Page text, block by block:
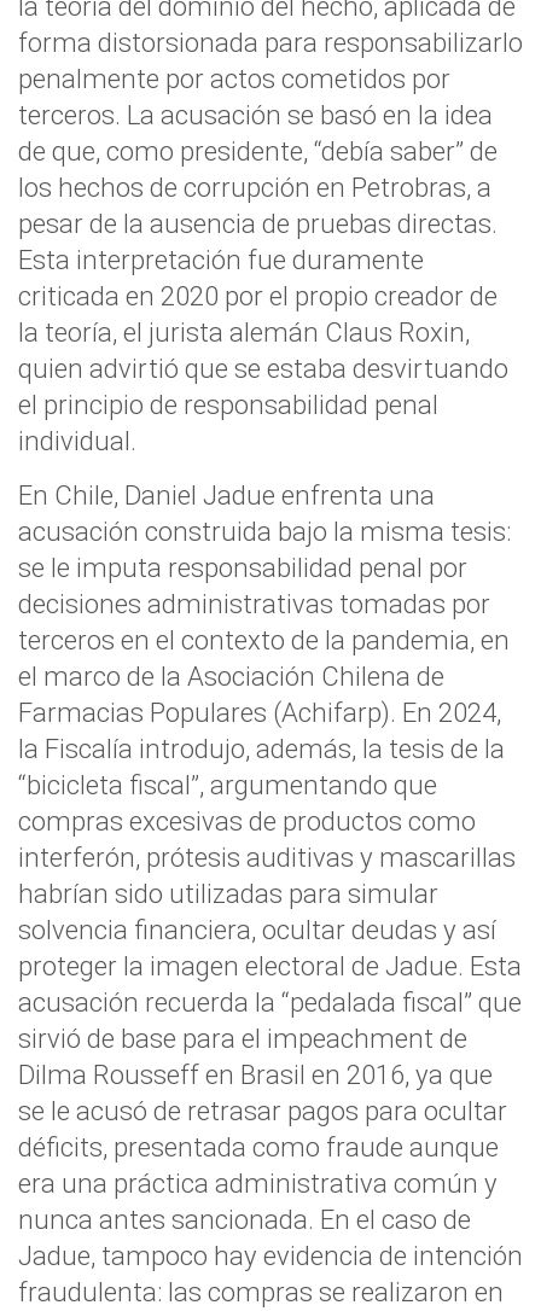
forma distorsionada para responsabilizarlo
penalmente por actos cometidos por
terceros. La acusación se basó en la idea
de que, como presidente, “debía saber” de
los hechos de corrupción en Petrobras, a
pesar de la ausencia de pruebas directas.
Esta interpretación fue duramente
criticada en 2020 por el propio creador de
la teoría, el jurista alemán Claus Roxin,
quien advirtió que se estaba desvirtuando
el principio de responsabilidad penal
individual.
En Chile, Daniel Jadue enfrenta una
acusación construida bajo la misma tesis:
se le imputa responsabilidad penal por
decisiones administrativas tomadas por
terceros en el contexto de la pandemia, en
el marco de la Asociación Chilena de
Farmacias Populares (Achifarp). En 2024,
la Fiscalía introdujo, además, la tesis de la
“bicicleta fiscal”, argumentando que
compras excesivas de productos como
interferón, prótesis auditivas y mascarillas
habrían sido utilizadas para simular
solvencia financiera, ocultar deudas y así
proteger la imagen electoral de Jadue. Esta
acusación recuerda la “pedalada fiscal” que
sirvió de base para el impeachment de
Dilma Rousseff en Brasil en 2016, ya que
se le acusó de retrasar pagos para ocultar
déficits, presentada como fraude aunque
era una práctica administrativa común y
nunca antes sancionada. En el caso de
Jadue, tampoco hay evidencia de intención
fraudulenta: las compras se realizaron en